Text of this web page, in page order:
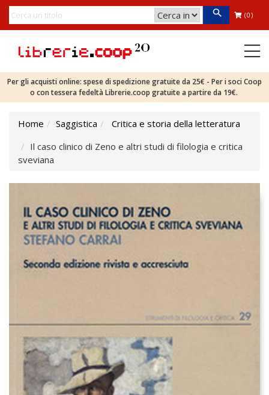
(0)
Per gli acquisti online: spese di spedizione gratuite da 25€ - Per i soci Coop
o con tessera fedeltà Librerie.coop gratuite a partire da 19€.
Home Saggistica
Critica e storia della letteratura
Il caso clinico di Zeno e altri studi di filologia e critica
sveviana